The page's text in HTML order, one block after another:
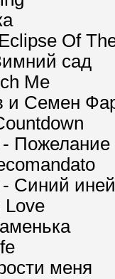
Of
сад
Me
и Семен
- Пожелание
- Синий иней
Love
меня